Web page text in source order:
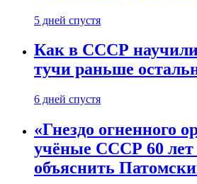
5 дней спустя
Как в СССР
тучи раньше
6 дней спустя
«Гнездо огненного
учёные СССР 60 лет
объяснить